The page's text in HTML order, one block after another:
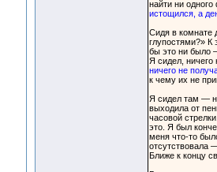
найти ни
истощился, а
Сидя в комнате
глупостями?»
бы это ни было
Я сидел,
ничего не
к чему их не
Я сидел там —
выходила от
часовой
это. Я был
меня что-то
отсутствовала
Ближе к концу